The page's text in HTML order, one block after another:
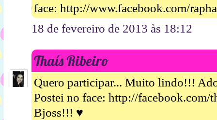
face: http://www.facebook.com/
18 de fevereiro de 2013 às 18:12
Thaís Ribeiro
Quero participar... Muito lindo!!!
Postei no face: http://facebook.com/
Bjoss!!! ♥